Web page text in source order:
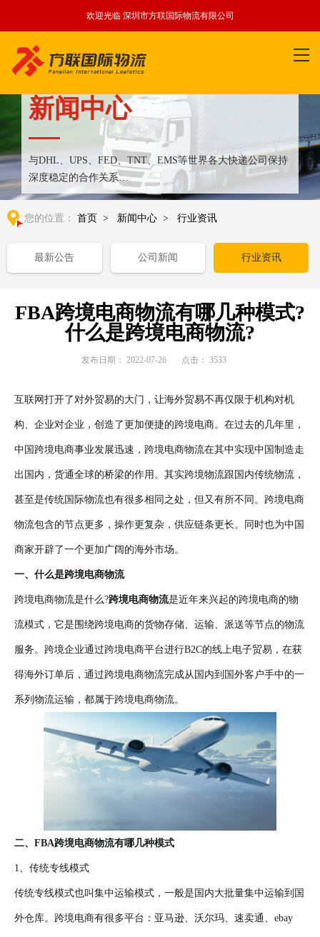
欢迎光临 深圳市方联国际物流有限公司
新闻中心
与DHL、UPS、FED、TNT、EMS等世界各大快递公司保持
深度稳定的合作关系
整合全球优质物流运输资源,满足国内外客户更多个性化需求
您的位置： 首页 > 新闻中心 > 行业资讯
最新公告 公司新闻 行业资讯
FBA跨境电商物流有哪几种模式?
什么是跨境电商物流?
发布日期： 2022-07-26 点击： 3533
互联网打开了对外贸易的大门，让海外贸易不再仅限于机构对机
构、企业对企业，创造了更加便捷的跨境电商。在过去的几年里，
中国跨境电商事业发展迅速，跨境电商物流在其中实现中国制造走
出国内，货通全球的桥梁的作用。其实跨境物流跟国内传统物流，
甚至是传统国际物流也有很多相同之处，但又有所不同。跨境电商
物流包含的节点更多，操作更复杂，供应链条更长。同时也为中国
商家开辟了一个更加广阔的海外市场。
一、什么是跨境电商物流
跨境电商物流是什么?跨境电商物流是近年来兴起的跨境电商的物
流模式，它是围绕跨境电商的货物存储、运输、派送等节点的物流
服务。跨境企业通过跨境电商平台进行B2C的线上电子贸易，在获
得海外订单后，通过跨境电商物流完成从国内到国外客户手中的一
系列物流运输，都属于跨境电商物流。
二、FBA跨境电商物流有哪几种模式
1、传统专线模式
传统专线模式也叫集中运输模式，一般是国内大批量集中运输到国
外仓库。跨境电商有很多平台：亚马逊、沃尔玛、速卖通、ebay